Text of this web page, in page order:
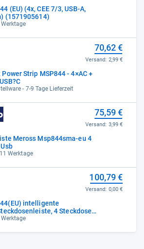
(EU) (4x, CEE 7/3, USB-A,
(1571905614)
Strip MSP844 - 4×AC +
- 7-9 Tage Lieferzeit
70,62 €
Versand: 2,99 €
Meross Msp844sma-eu 4
Werktage
75,59 €
Versand: 3,99 €
intelligente
4 Steckdosen
100,79 €
Versand: 0,00 €